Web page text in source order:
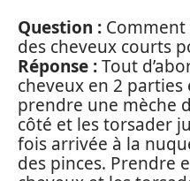
Question :
des cheveux courts
Réponse :Tout
cheveux en 2 parties
prendre une mèche
côté et les torsader
fois arrivée à la
des pinces. Prendre